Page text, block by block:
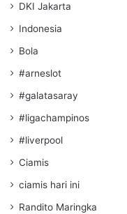
DKI Jakarta
Indonesia
Bola
#arneslot
#galatasaray
#ligachampinos
#liverpool
Ciamis
ciamis hari ini
Randito Maringka